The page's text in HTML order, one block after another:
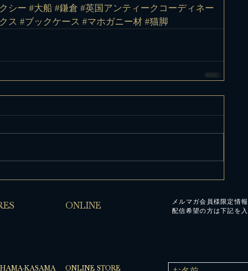
シー #大船 #鎌倉 #英国アンティークコーディネー
ス #ブックケース #マホガニー材 #猫脚
ONLINE
メルマガ会員様限定情報
配信希望の方は下記を
KASAMA ONLINE STORE